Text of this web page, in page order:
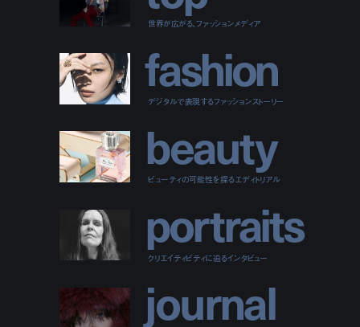
世界が広がる、ファッションメディア
fashion
デジタルで表現するファッションストーリー
beauty
ビューティの可能性を探るエディトリアル
portraits
クリエイティビティに迫るインタビュー
journal